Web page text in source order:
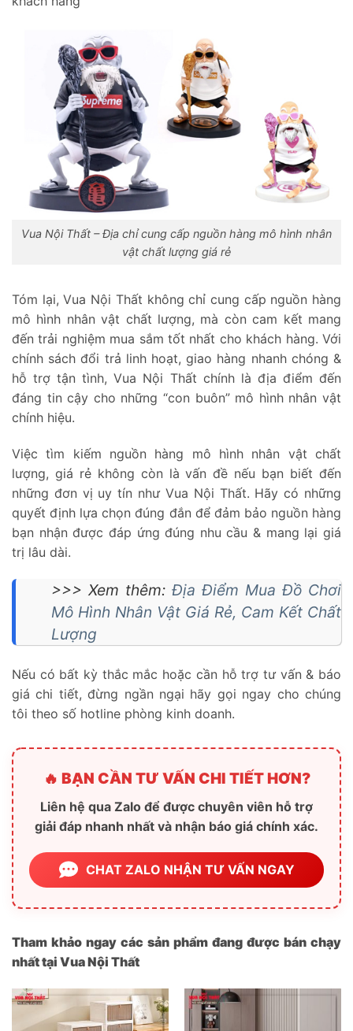
Vua Nội Thất – Địa chỉ cung cấp nguồn hàng mô hình nhân
vật chất lượng giá rẻ
Tóm lại, Vua Nội Thất không chỉ cung cấp nguồn hàng
mô hình nhân vật chất lượng, mà còn cam kết mang
đến trải nghiệm mua sắm tốt nhất cho khách hàng. Với
chính sách đổi trả linh hoạt, giao hàng nhanh chóng &
hỗ trợ tận tình, Vua Nội Thất chính là địa điểm đến
đáng tin cậy cho những “con buôn” mô hình nhân vật
chính hiệu.
Việc tìm kiếm nguồn hàng mô hình nhân vật chất
lượng, giá rẻ không còn là vấn đề nếu bạn biết đến
những đơn vị uy tín như Vua Nội Thất. Hãy có những
quyết định lựa chọn đúng đắn để đảm bảo nguồn hàng
bạn nhận được đáp ứng đúng nhu cầu & mang lại giá
trị lâu dài.
>>> Xem thêm: Địa Điểm Mua Đồ Chơi
Mô Hình Nhân Vật Giá Rẻ, Cam Kết Chất
Lượng
Nếu có bất kỳ thắc mắc hoặc cần hỗ trợ tư vấn & báo
giá chi tiết, đừng ngần ngại hãy gọi ngay cho chúng
tôi theo số hotline phòng kinh doanh.
🔥 BẠN CẦN TƯ VẤN CHI TIẾT HƠN?
Liên hệ qua Zalo để được chuyên viên hỗ trợ
giải đáp nhanh nhất và nhận báo giá chính xác.
CHAT ZALO NHẬN TƯ VẤN NGAY
Tham khảo ngay các sản phẩm đang được bán chạy
nhất tại Vua Nội Thất